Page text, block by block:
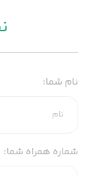
نام شما:
شماره همراه شما: